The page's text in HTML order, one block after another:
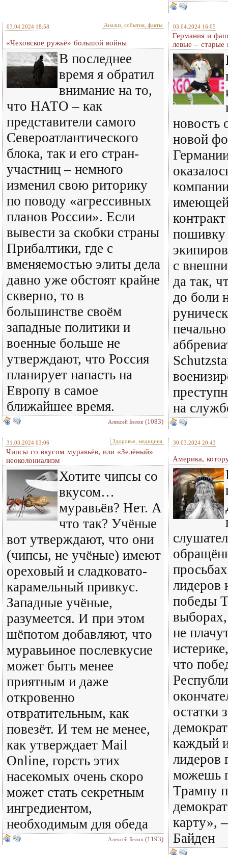
03.04.2024 18:58 Анализ, события, факты
«Чеховское ружьё» большой войны
В последнее
время я обратил
внимание на то,
что НАТО – как
представители самого
Североатлантического
блока, так и его стран-
участниц – немного
изменил свою риторику
по поводу «агрессивных
планов России». Если
вывести за скобки страны
Прибалтики, где с
вменяемостью элиты дела
давно уже обстоят крайне
скверно, то в
большинстве своём
западные политики и
военные больше не
утверждают, что Россия
планирует напасть на
Европу в самое
ближайшее время.
Алексей Белов (1083)
03.04.2024 16:05
Германия и
левые – старые
новость
новой
пошивку
с
да так,
до боли
на
31.03.2024 03:06 Здоровье, медицина
Чипсы со вкусом муравьёв, или «Зелёный»
неоколониализм
Хотите чипсы со
вкусом…
муравьёв? Нет. А
что так? Учёные
вот утверждают, что они
(чипсы, не учёные) имеют
ореховый и сладковато-
карамельный привкус.
Западные учёные,
разумеется. И при этом
шёпотом добавляют, что
муравьиное послевкусие
может быть менее
приятным и даже
откровенно
отвратительным, как
повезёт. И тем не менее,
как утверждает Mail
Online, горсть этих
насекомых очень скоро
может стать секретным
ингредиентом,
необходимым для обеда
Алексей Белов (1193)
30.03.2024 20:43
Америка,
лидеров
победы
не
что
остатки
каждый
лидеров
можешь
Трампу
карту»,
Байден